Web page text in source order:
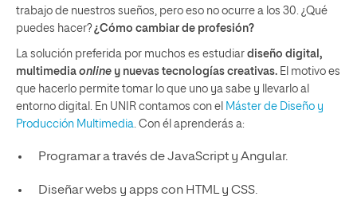
trabajo de nuestros sueños, pero eso no ocurre a los 30. ¿Qué
puedes hacer? ¿Cómo cambiar de profesión?
La solución preferida por muchos es estudiar diseño digital,
multimedia online y nuevas tecnologías creativas. El motivo es
que hacerlo permite tomar lo que uno ya sabe y llevarlo al
entorno digital. En UNIR contamos con el Máster de Diseño y
Producción Multimedia . Con él aprenderás a:
Programar a través de JavaScript y Angular.
Diseñar webs y apps con HTML y CSS.